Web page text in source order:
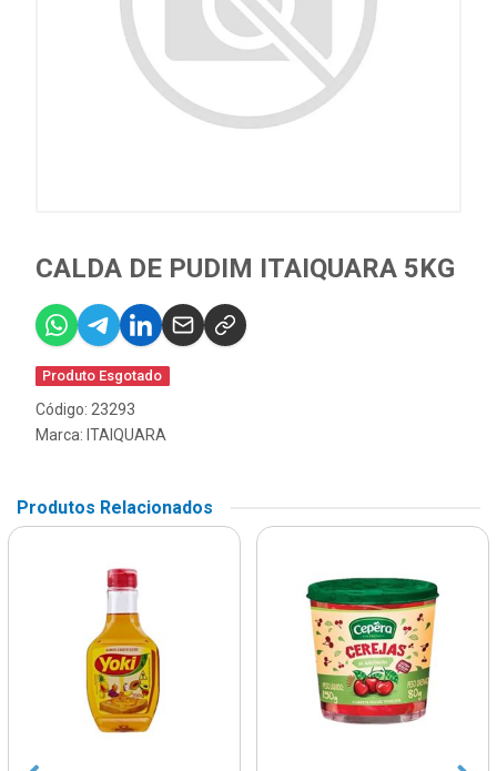
CALDA DE PUDIM ITAIQUARA 5KG
Produto Esgotado
Código: 23293
Marca: ITAIQUARA
Produtos Relacionados